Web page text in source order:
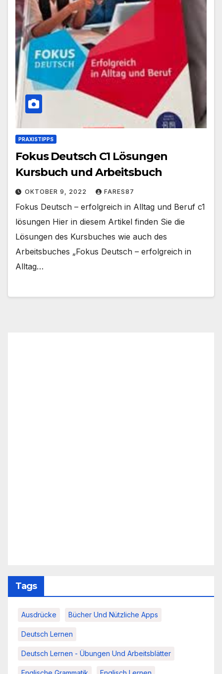
PRAXISTIPPS
Fokus Deutsch C1 Lösungen
Kursbuch und Arbeitsbuch
OKTOBER 9, 2022 FARES87
Fokus Deutsch – erfolgreich in Alltag und Beruf c1
lösungen Hier in diesem Artikel finden Sie die
Lösungen des Kursbuches wie auch des
Arbeitsbuches „Fokus Deutsch – erfolgreich in
Alltag…
Tags
Ausdrücke Bücher Und Nützliche Apps
Deutsch Lernen
Deutsch Lernen - Übungen Und Arbeitsblätter